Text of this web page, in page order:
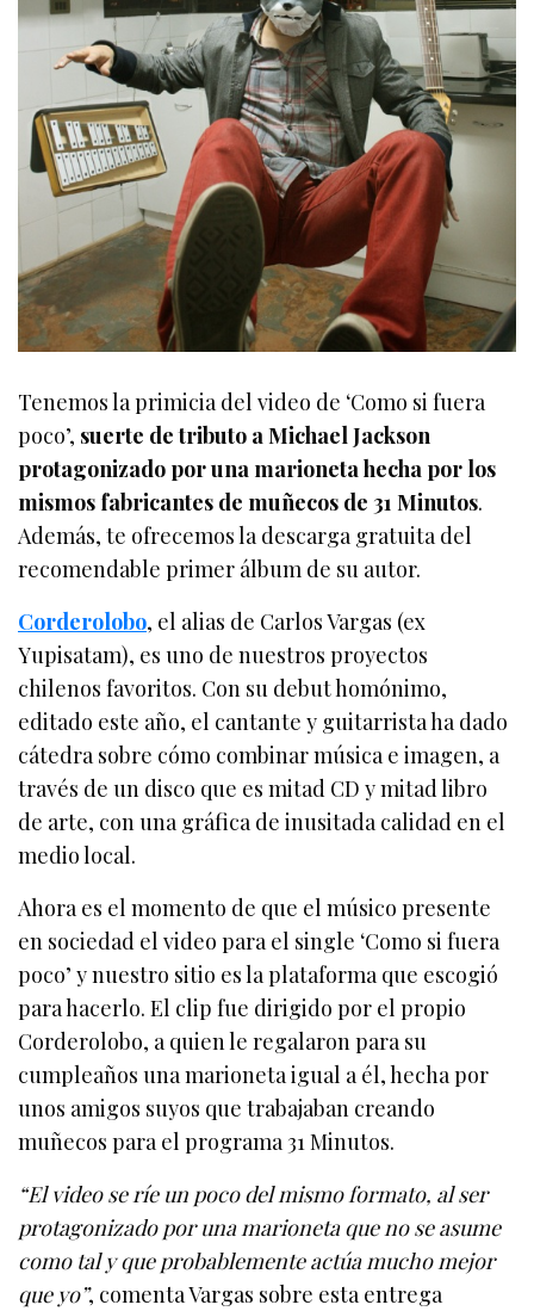
Tenemos la primicia del video de ‘Como si fuera
poco’, suerte de tributo a Michael Jackson
protagonizado por una marioneta hecha por los
mismos fabricantes de muñecos de 31 Minutos.
Además, te ofrecemos la descarga gratuita del
recomendable primer álbum de su autor.
Corderolobo, el alias de Carlos Vargas (ex
Yupisatam), es uno de nuestros proyectos
chilenos favoritos. Con su debut homónimo,
editado este año, el cantante y guitarrista ha dado
cátedra sobre cómo combinar música e imagen, a
través de un disco que es mitad CD y mitad libro
de arte, con una gráfica de inusitada calidad en el
medio local.
Ahora es el momento de que el músico presente
en sociedad el video para el single ‘Como si fuera
poco’ y nuestro sitio es la plataforma que escogió
para hacerlo. El clip fue dirigido por el propio
Corderolobo, a quien le regalaron para su
cumpleaños una marioneta igual a él, hecha por
unos amigos suyos que trabajaban creando
muñecos para el programa 31 Minutos.
“El video se ríe un poco del mismo formato, al ser
protagonizado por una marioneta que no se asume
como tal y que probablemente actúa mucho mejor
que yo”, comenta Vargas sobre esta entrega